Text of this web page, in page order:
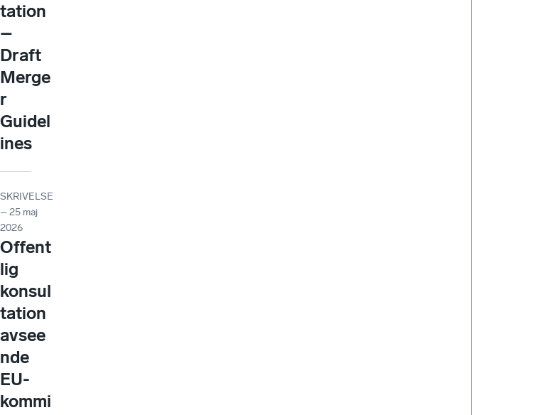
tation
–
Draft
Merge
r
Guidel
ines
SKRIVELSE
– 25 maj
2026
Offent
lig
konsul
tation
avsee
nde
EU-
kommi